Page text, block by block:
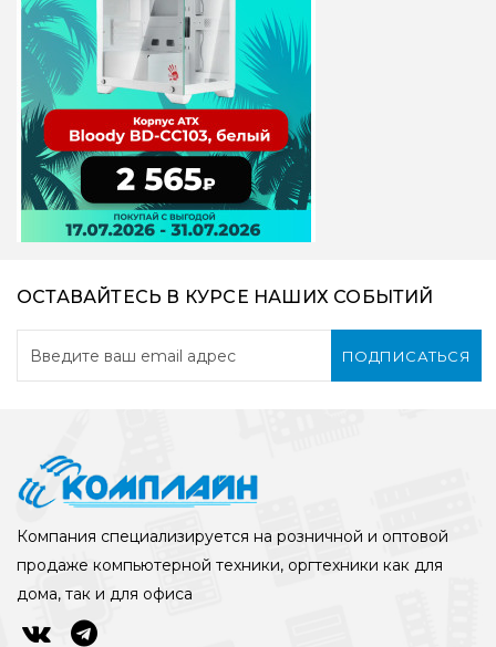
ОСТАВАЙТЕСЬ В КУРСЕ НАШИХ СОБЫТИЙ
ПОДПИСАТЬСЯ
Компания специализируется на розничной и оптовой
продаже компьютерной техники, оргтехники как для
дома, так и для офиса